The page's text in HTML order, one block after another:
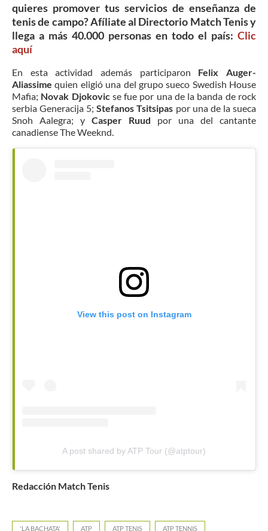
quieres promover tus servicios de enseñanza de
tenis de campo? Afíliate al Directorio Match Tenis y
llega a más 40.000 personas en todo el país: Clic
aquí
En esta actividad además participaron Felix Auger-
Aliassime quien eligió una del grupo sueco Swedish House
Mafia; Novak Djokovic se fue por una de la banda de rock
serbiaGeneracija 5;Stefanos Tsitsipas por una de la sueca
Snoh Aalegra; y Casper Ruud por una del cantante
canadiense The Weeknd.
View this post on Instagram
A post shared by ATP Tour (@atptour)
Redacción Match Tenis
'LA BACHATA' ATP ATP TENIS ATP TENNIS